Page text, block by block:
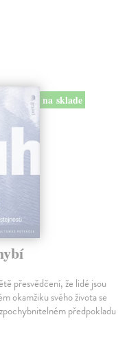
na sklade
přesvědčení, že lidé jsou
okamžiku svého života se
předpokladu